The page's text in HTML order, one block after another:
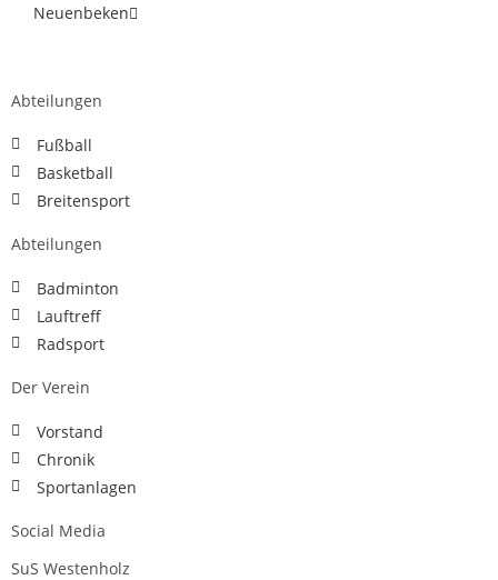
Neuenbeken
Abteilungen
Fußball
Basketball
Breitensport
Abteilungen
Badminton
Lauftreff
Radsport
Der Verein
Vorstand
Chronik
Sportanlagen
Social Media
SuS Westenholz